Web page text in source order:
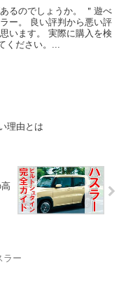
るのでしょうか。 ＂遊べ
ー。 良い評判から悪い評
います。 実際に購入を検
ください。...
理由とは
ラー